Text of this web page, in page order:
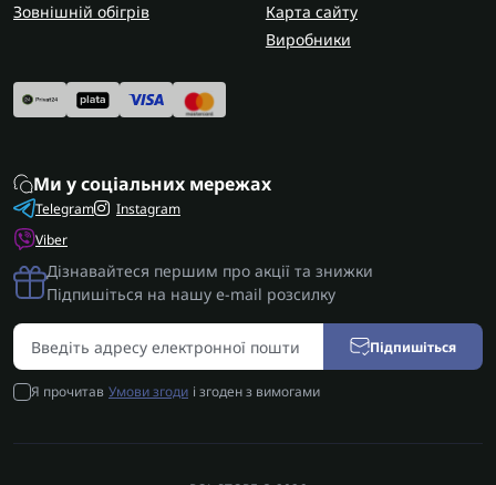
Зовнішній обігрів
Карта сайту
Виробники
Ми у соціальних мережах
Telegram
Viber
Instagram
Дізнавайтеся першим про акції та знижки
Підпишіться на нашу e-mail розсилку
Підпишіться
Я прочитав Умови згоди і згоден з вимогами